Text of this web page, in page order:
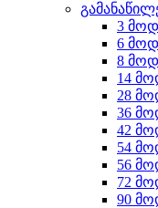
3
6
8
14
28
36
42
54
56
72
90